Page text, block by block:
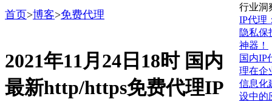
首页>博客>免费代理
2021年11月24日18时 国内
最新http/https免费代理IP
行业洞
IP代理
隐私保
神器！
国内IP
理在企
信息化
设中的